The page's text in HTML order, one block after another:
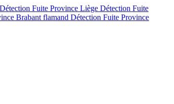
Détection Fuite Province Liège Détection Fuite
Brabant flamand Détection Fuite Province